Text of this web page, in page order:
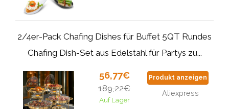
2/4er-Pack Chafing Dishes für Buffet 5QT Rundes
Chafing Dish-Set aus Edelstahl für Partys zu...
56,77€
189,22€
Auf Lager
Produkt anzeigen
Aliexpress